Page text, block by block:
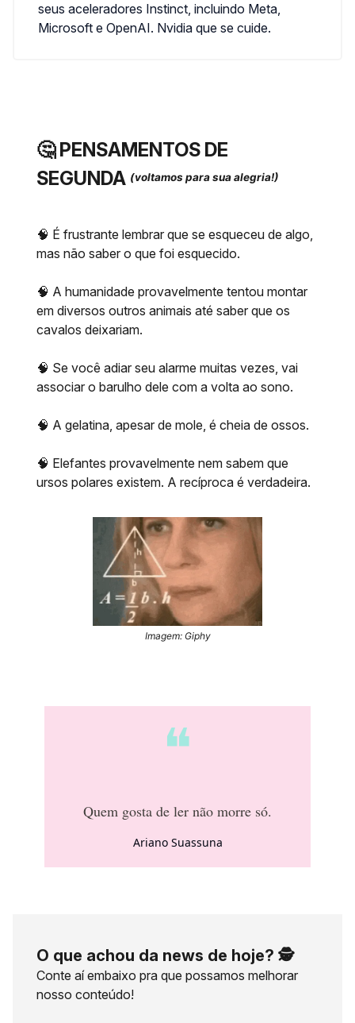
seus aceleradores Instinct, incluindo Meta,
Microsoft e OpenAI. Nvidia que se cuide.
🤔PENSAMENTOS DE
SEGUNDA (voltamos para sua alegria!)
🧠 É frustrante lembrar que se esqueceu de algo,
mas não saber o que foi esquecido.
🧠 A humanidade provavelmente tentou montar
em diversos outros animais até saber que os
cavalos deixariam.
🧠 Se você adiar seu alarme muitas vezes, vai
associar o barulho dele com a volta ao sono.
🧠 A gelatina, apesar de mole, é cheia de ossos.
🧠 Elefantes provavelmente nem sabem que
ursos polares existem. A recíproca é verdadeira.
Imagem: Giphy
❝
Quem gosta de ler não morre só.
Ariano Suassuna
O que achou da news de hoje? 🕵️
Conte aí embaixo pra que possamos melhorar
nosso conteúdo!